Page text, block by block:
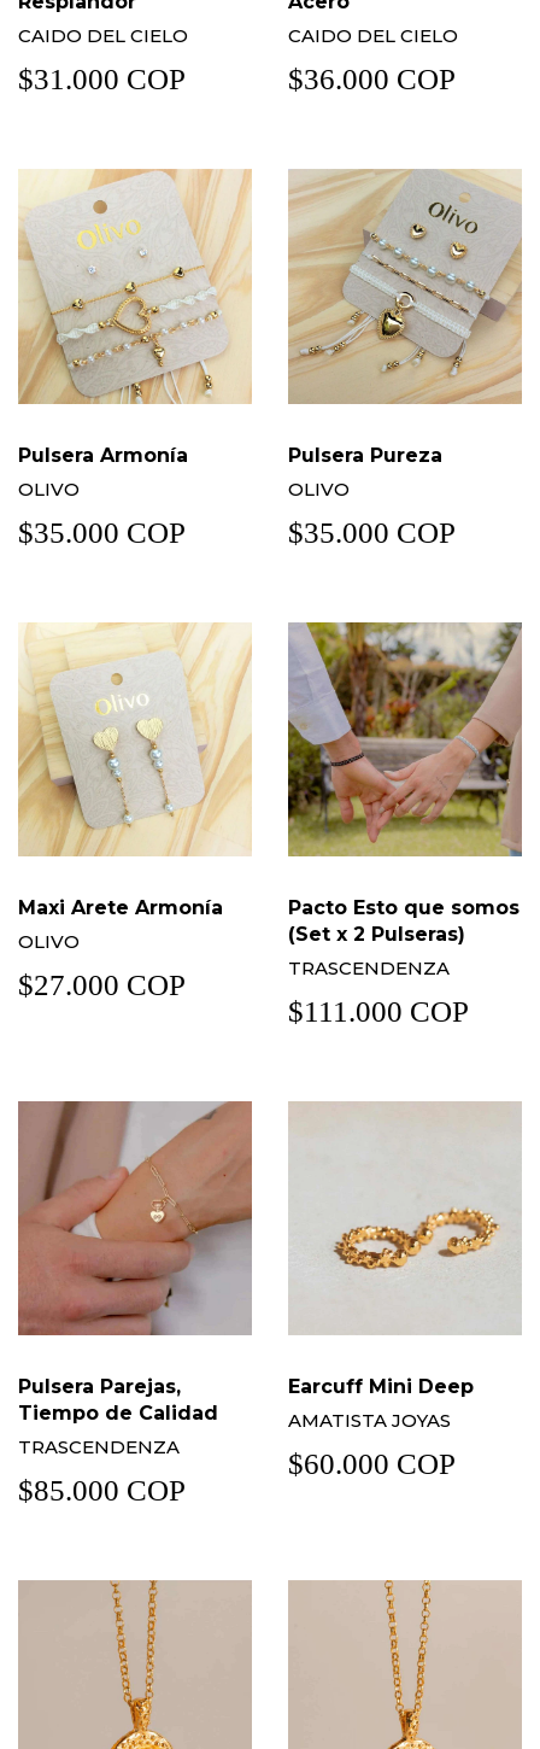
CAIDO DEL CIELO
$31.000 COP
CAIDO DEL CIELO
$36.000 COP
Pulsera Armonía
OLIVO
$35.000 COP
Pulsera Pureza
OLIVO
$35.000 COP
Maxi Arete Armonía
OLIVO
$27.000 COP
Pacto Esto que somos
(Set x 2 Pulseras)
TRASCENDENZA
$111.000 COP
Pulsera Parejas,
Tiempo de Calidad
TRASCENDENZA
$85.000 COP
Earcuff Mini Deep
AMATISTA JOYAS
$60.000 COP